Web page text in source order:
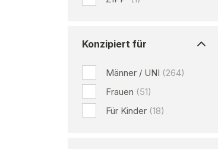
Konzipiert für
Männer / UNI (264)
Frauen (51)
Für Kinder (18)